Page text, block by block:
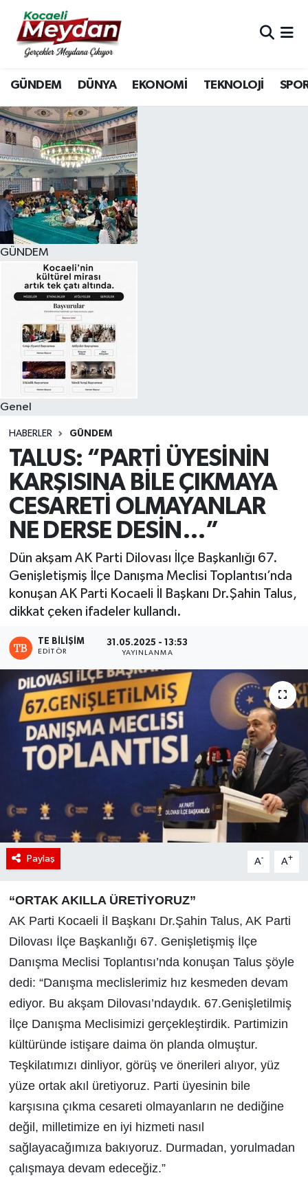
GÜNDEM DÜNYA EKONOMİ TEKNOLOJİ
GÜNDEM
Genel
HABERLER GÜNDEM
TALUS: “PARTİ ÜYESİNİN
KARŞISINA BİLE ÇIKMAYA
CESARETİ OLMAYANLAR
NE DERSE DESİN…”
Dün akşam AK Parti Dilovası İlçe Başkanlığı 67.
Genişletişmiş İlçe Danışma Meclisi Toplantısı’nda
konuşan AK Parti Kocaeli İl Başkanı Dr.Şahin Talus,
dikkat çeken ifadeler kullandı.
TE BILIŞIM
EDITÖR
31.05.2025 - 13:53
YAYINLANMA
Paylaş A- A+
“ORTAK AKILLA ÜRETİYORUZ”
AK Parti Kocaeli İl Başkanı Dr.Şahin Talus, AK Parti
Dilovası İlçe Başkanlığı 67. Genişletişmiş İlçe
Danışma Meclisi Toplantısı’nda konuşan Talus şöyle
dedi: “Danışma meclislerimiz hız kesmeden devam
ediyor. Bu akşam Dilovası’ndaydık. 67.Genişletilmiş
İlçe Danışma Meclisimizi gerçekleştirdik. Partimizin
kültüründe istişare daima ön planda olmuştur.
Teşkilatımızı dinliyor, görüş ve önerileri alıyor, yüz
yüze ortak akıl üretiyoruz. Parti üyesinin bile
karşısına çıkma cesareti olmayanların ne dediğine
değil, milletimize en iyi hizmeti nasıl
sağlayacağımıza bakıyoruz. Durmadan, yorulmadan
çalışmaya devam edeceğiz.”
Nöbetçi Eczaneler
Hava Durumu
Trafik Durumu
Süper Lig Puan Durumu ve Fikstür
Tüm Manşetler
Son Dakika Haberleri
Haber Arşivi